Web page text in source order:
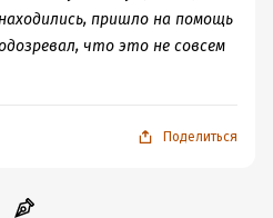
противоположная:
отбиться. Груз
на сомнения в
пришло на помощь
что это не совсем
Поделиться